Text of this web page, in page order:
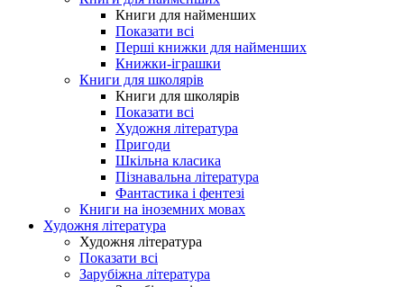
Книги для найменших
Показати всі
Перші книжки для найменших
Книжки-іграшки
Книги для школярів
Книги для школярів
Показати всі
Художня література
Пригоди
Шкільна класика
Пізнавальна література
Фантастика і фентезі
Книги на іноземних мовах
Художня література
Художня література
Показати всі
Зарубіжна література